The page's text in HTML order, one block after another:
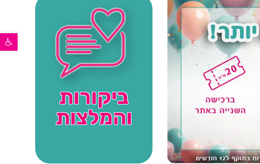
פתח סרגל נגישות
ביקורות
והמלצות